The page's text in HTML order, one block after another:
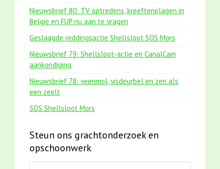
Nieuwsbrief 80: TV optredens, kreeftenplagen in
België en FUP nu aan te vragen
Geslaagde reddingsactie Shellsloot SOS Mors
Nieuwsbrief 79: Shellsloot-actie en CanalCam
aankondiging
Nieuwsbrief 78: veenmol, visdeurbel en zen als
een zeelt
SOS Shellsloot Mors
Steun ons grachtonderzoek en
opschoonwerk